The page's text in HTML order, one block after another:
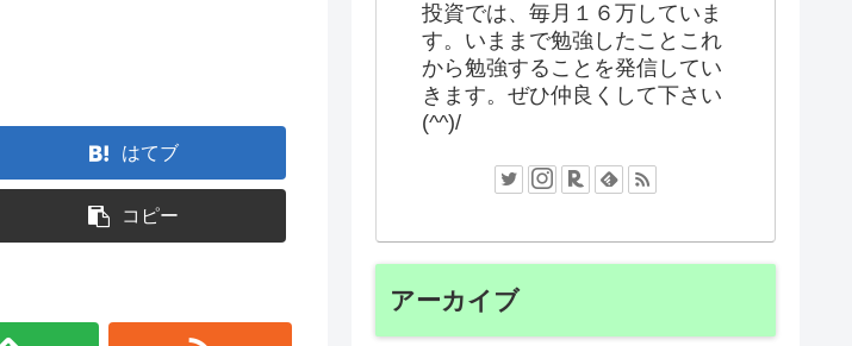
はてブ
コピー
投資では、毎月１６万していま
す。いままで勉強したことこれ
から勉強することを発信してい
きます。ぜひ仲良くして下さい
(^^)/
アーカイブ